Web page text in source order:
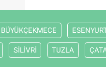
BÜYÜKÇEKMECE
SİLİVRİ TUZLA